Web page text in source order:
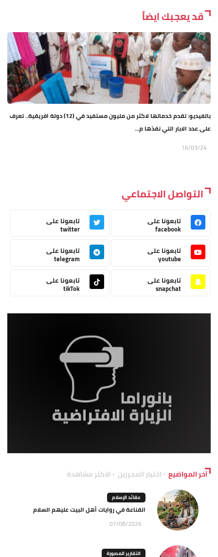
قد يعجبك ايضاً
بالفيديو: تقدم خدماتها لاكثر من مليون مستفيد في (12) دولة افريقية.. تعرف
على عدد الابار التي نفذها م...
16/03/24
التواصل الاجتماعي
تابعونا على
facebook
تابعونا على
twitter
تابعونا على
youtube
تابعونا على
telegram
تابعونا على
snapchat
تابعونا على
tikTok
آخر المواضيع اختيار المحررين الاكثر مشاهدة
عقائد الإسلام
القناعة في روايات أهل البيت عليهم السلام
07/08/2026
التقارير المصورة